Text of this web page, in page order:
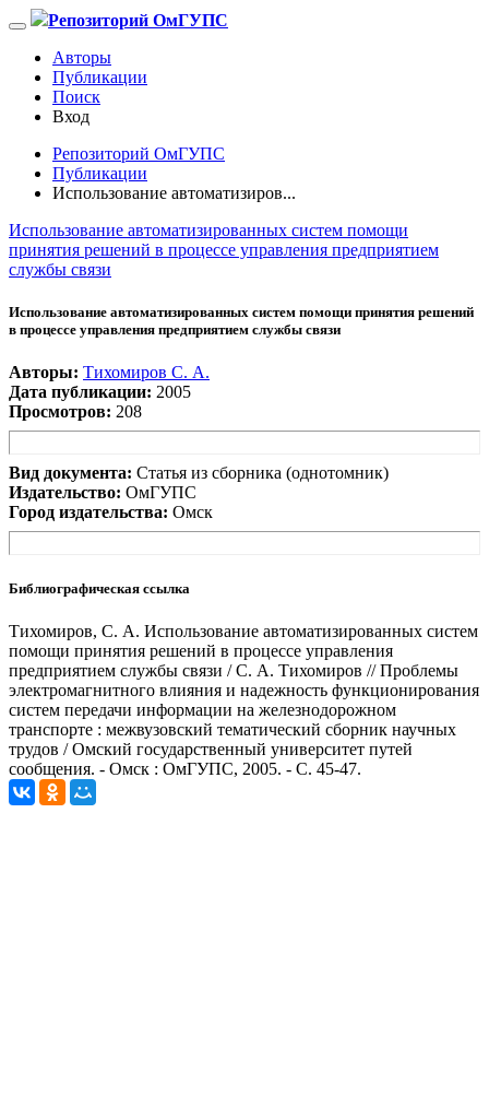
Репозиторий ОмГУПС
Авторы
Публикации
Поиск
Вход
Репозиторий ОмГУПС
Публикации
Использование автоматизиров...
Использование автоматизированных систем помощи
принятия решений в процессе управления предприятием
службы связи
Использование автоматизированных систем помощи принятия решений
в процессе управления предприятием службы связи
Авторы: Тихомиров С. А.
Дата публикации: 2005
Просмотров: 208
Вид документа: Статья из сборника (однотомник)
Издательство: ОмГУПС
Город издательства: Омск
Библиографическая ссылка
Тихомиров, С. А. Использование автоматизированных систем
помощи принятия решений в процессе управления
предприятием службы связи / С. А. Тихомиров // Проблемы
электромагнитного влияния и надежность функционирования
систем передачи информации на железнодорожном
транспорте : межвузовский тематический сборник научных
трудов / Омский государственный университет путей
сообщения. - Омск : ОмГУПС, 2005. - С. 45-47.